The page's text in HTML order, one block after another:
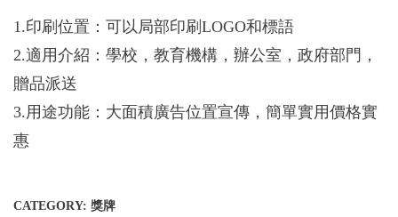
1.印刷位置：可以局部印刷LOGO和標語
2.適用介紹：學校，教育機構，辦公室，政府部門，
贈品派送
3.用途功能：大面積廣告位置宣傳，簡單實用價格實
惠
CATEGORY: 獎牌